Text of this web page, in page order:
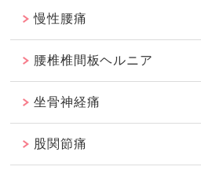
慢性腰痛
腰椎椎間板ヘルニア
坐骨神経痛
股関節痛